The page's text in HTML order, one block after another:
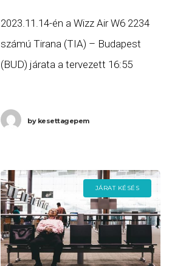
2023.11.14-én a Wizz Air W6 2234
számú Tirana (TIA) – Budapest
(BUD) járata a tervezett 16:55
Budapestre. Ha Ön a gépen
bykesettagepem
JÁRAT KÉSÉS